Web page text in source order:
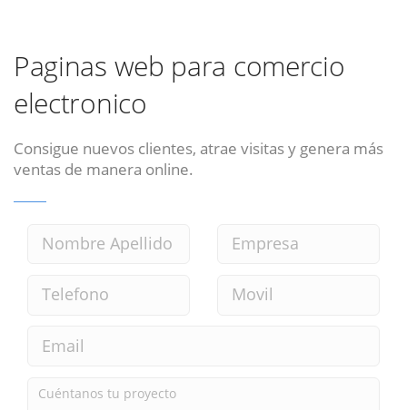
Paginas web para comercio
electronico
Consigue nuevos clientes, atrae visitas y genera más
ventas de manera online.